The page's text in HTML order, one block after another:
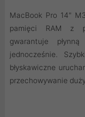
MacBook Pro 14"
pamięci RAM z
gwarantuje
jednocześnie.
błyskawiczne
przechowywanie